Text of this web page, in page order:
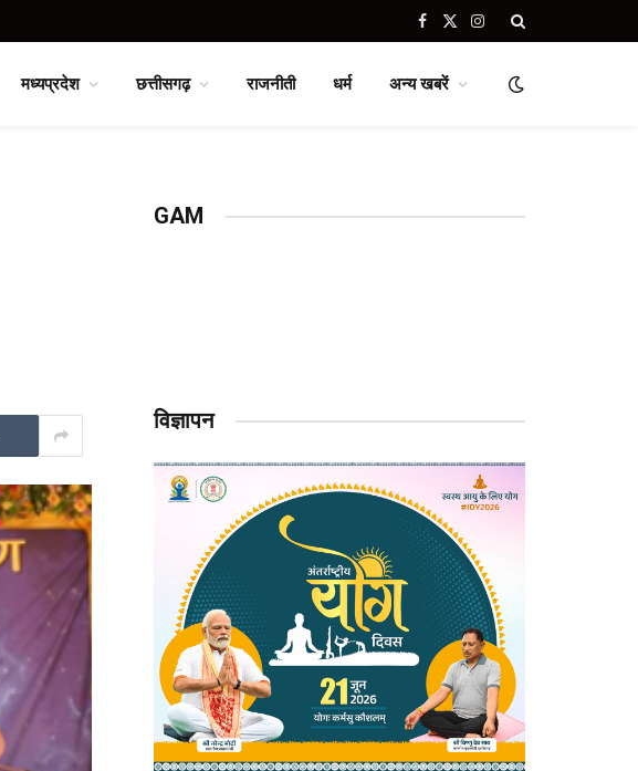
Facebook
X
Instagram
मध्यप्रदेश छत्तीसगढ़ राजनीती धर्म अन्य खबरें
GAM
विज्ञापन